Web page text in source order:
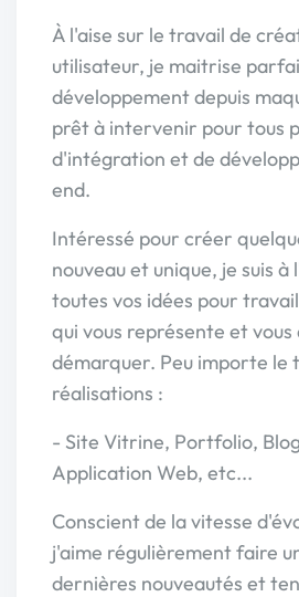
À l'aise sur le travail de
utilisateur, je maitrise
développement depuis
prêt à intervenir pour tous
d'intégration et de
end.
Intéressé pour créer
nouveau et unique, je suis à
toutes vos idées pour
qui vous représente et vous
démarquer. Peu importe le
réalisations :
- Site Vitrine, Portfolio,
Application Web, etc...
Conscient de la vitesse
j'aime régulièrement faire
dernières nouveautés et